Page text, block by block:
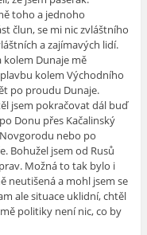
toho a jednoho
člun, se mi nic zvláštního
a zajímavých lidí.
kolem Dunaje mě
kolem Východního
po proudu Dunaje.
jsem pokračovat dál buď
Donu přes Kačalinský
nebo po
Bohužel jsem od Rusů
Možná to tak bylo i
neutišená a mohl jsem se
ale situace uklidní, chtěl
politiky není nic, co by